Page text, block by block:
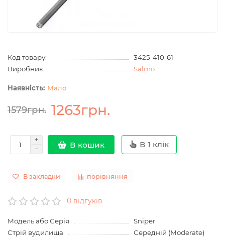
Код товару:
3425-410-61
Виробник:
Salmo
Мало
1579грн. 1263грн.
В кошик В 1 клік
В закладки порівняння
0 відгуків
Модель або Серія
Sniper
Стрій вудилища
Середній (Moderate)